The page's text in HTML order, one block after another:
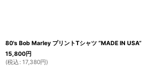
80's Bob Marley プリントTシャツ “MADE IN USA”
15,800円
(税込 : 17,380円)